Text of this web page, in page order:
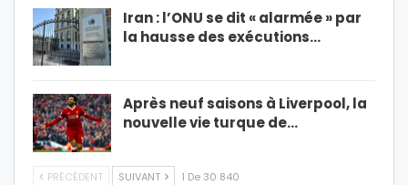
Iran : l’ONU se dit « alarmée » par
la hausse des exécutions…
Après neuf saisons à Liverpool, la
nouvelle vie turque de…
PRÉCÉDENT SUIVANT 1 De 30 840